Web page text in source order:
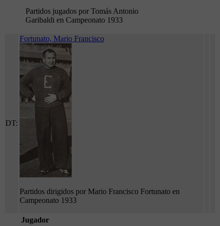
Partidos jugados por Tomás Antonio
Garibaldi en Campeonato 1933
DT:
Fortunato, Mario Francisco
Partidos dirigidos por Mario Francisco Fortunato en
Campeonato 1933
Jugador